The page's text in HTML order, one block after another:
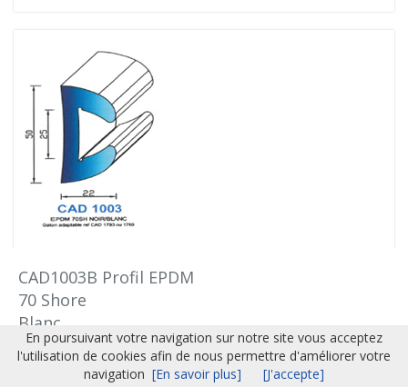
CAD1003B Profil EPDM
70 Shore
Blanc
Nous consulter
En poursuivant votre navigation sur notre site vous acceptez
l'utilisation de cookies afin de nous permettre d'améliorer votre
navigation [En savoir plus] [J'accepte]